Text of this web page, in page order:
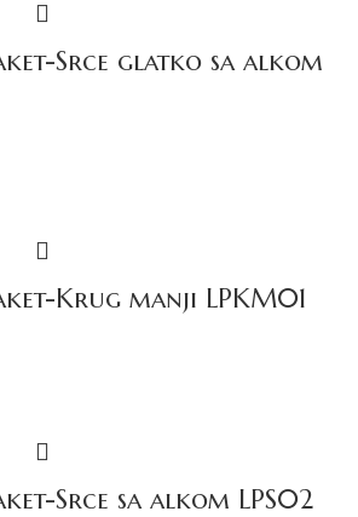
Srce glatko sa alkom
Krug manji LPKM01
Srce sa alkom LPS02